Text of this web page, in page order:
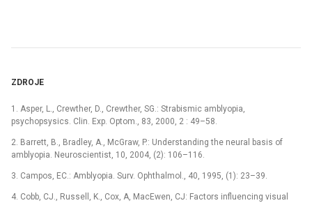
ZDROJE
1. Asper, L., Crewther, D., Crewther, SG.: Strabismic amblyopia,
psychopsysics. Clin. Exp. Optom., 83, 2000, 2 : 49–58.
2. Barrett, B., Bradley, A., McGraw, P.: Understanding the neural basis of
amblyopia. Neuroscientist, 10, 2004, (2): 106–116.
3. Campos, EC.: Amblyopia. Surv. Ophthalmol., 40, 1995, (1): 23–39.
4. Cobb, CJ., Russell, K., Cox, A, MacEwen, CJ: Factors influencing visual